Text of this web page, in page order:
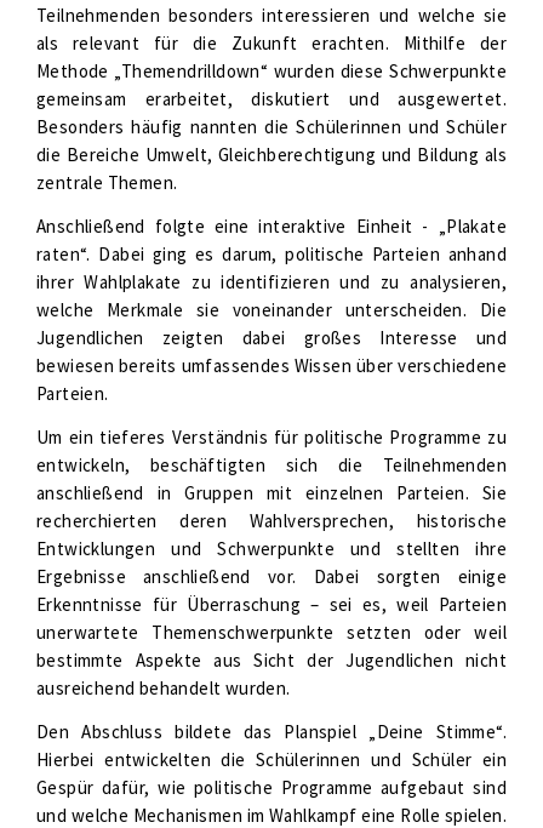
Teilnehmenden besonders interessieren und welche sie
als relevant für die Zukunft erachten. Mithilfe der
Methode „Themendrilldown“ wurden diese Schwerpunkte
gemeinsam erarbeitet, diskutiert und ausgewertet.
Besonders häufig nannten die Schülerinnen und Schüler
die Bereiche Umwelt, Gleichberechtigung und Bildung als
zentrale Themen.
Anschließend folgte eine interaktive Einheit - „Plakate
raten“. Dabei ging es darum, politische Parteien anhand
ihrer Wahlplakate zu identifizieren und zu analysieren,
welche Merkmale sie voneinander unterscheiden. Die
Jugendlichen zeigten dabei großes Interesse und
bewiesen bereits umfassendes Wissen über verschiedene
Parteien.
Um ein tieferes Verständnis für politische Programme zu
entwickeln, beschäftigten sich die Teilnehmenden
anschließend in Gruppen mit einzelnen Parteien. Sie
recherchierten deren Wahlversprechen, historische
Entwicklungen und Schwerpunkte und stellten ihre
Ergebnisse anschließend vor. Dabei sorgten einige
Erkenntnisse für Überraschung – sei es, weil Parteien
unerwartete Themenschwerpunkte setzten oder weil
bestimmte Aspekte aus Sicht der Jugendlichen nicht
ausreichend behandelt wurden.
Den Abschluss bildete das Planspiel „Deine Stimme“.
Hierbei entwickelten die Schülerinnen und Schüler ein
Gespür dafür, wie politische Programme aufgebaut sind
und welche Mechanismen im Wahlkampf eine Rolle spielen.